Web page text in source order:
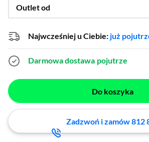
Outlet od
Najwcześniej u Ciebie: już
Darmowa dostawa pojutrze
Do koszyka
Zadzwoń i zamów 812